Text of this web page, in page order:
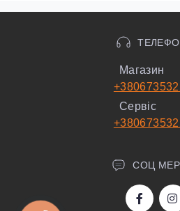
Магазин
Сервіс
СОЦ